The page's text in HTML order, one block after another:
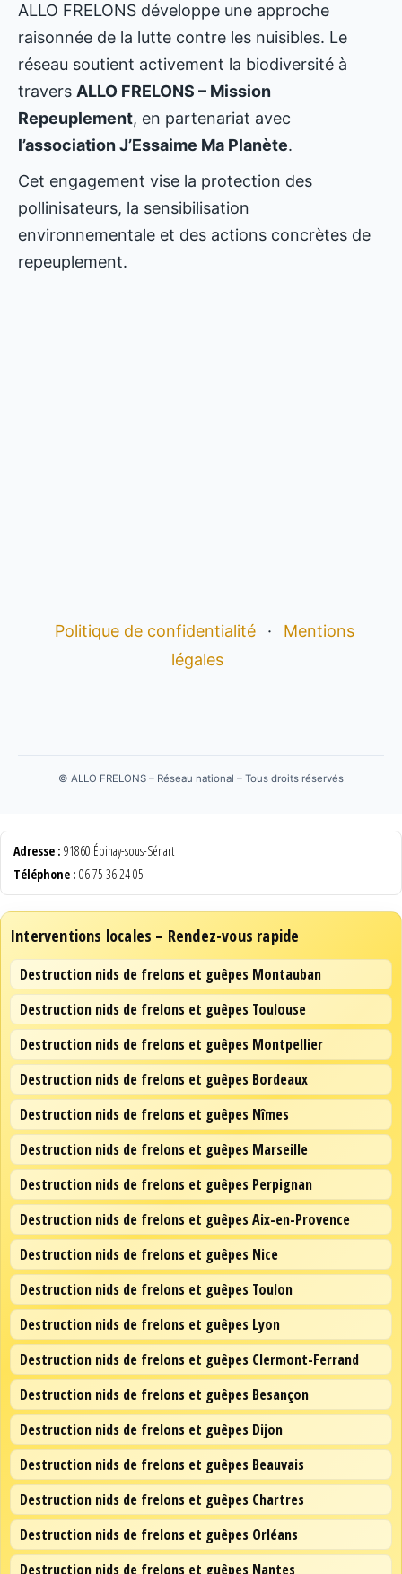
ALLO FRELONS développe une approche
raisonnée de la lutte contre les nuisibles. Le
réseau soutient activement la biodiversité à
travers ALLO FRELONS – Mission
Repeuplement, en partenariat avec
l’association J’Essaime Ma Planète.
Cet engagement vise la protection des
pollinisateurs, la sensibilisation
environnementale et des actions concrètes de
repeuplement.
Politique de confidentialité ·
Mentions
légales
© ALLO FRELONS – Réseau national – Tous droits réservés
Adresse : 91860 Épinay-sous-Sénart
Téléphone : 06 75 36 24 05
Interventions locales – Rendez-vous rapide
Destruction nids de frelons et guêpes Montauban
Destruction nids de frelons et guêpes Toulouse
Destruction nids de frelons et guêpes Montpellier
Destruction nids de frelons et guêpes Bordeaux
Destruction nids de frelons et guêpes Nîmes
Destruction nids de frelons et guêpes Marseille
Destruction nids de frelons et guêpes Perpignan
Destruction nids de frelons et guêpes Aix-en-Provence
Destruction nids de frelons et guêpes Nice
Destruction nids de frelons et guêpes Toulon
Destruction nids de frelons et guêpes Lyon
Destruction nids de frelons et guêpes Clermont-Ferrand
Destruction nids de frelons et guêpes Besançon
Destruction nids de frelons et guêpes Dijon
Destruction nids de frelons et guêpes Beauvais
Destruction nids de frelons et guêpes Chartres
Destruction nids de frelons et guêpes Orléans
Destruction nids de frelons et guêpes Nantes